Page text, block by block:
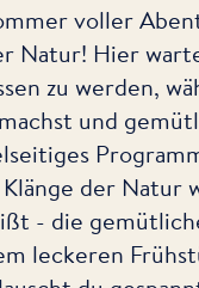
voller
Natur! Hier
zu werden,
und
der Natur
- die
leckeren